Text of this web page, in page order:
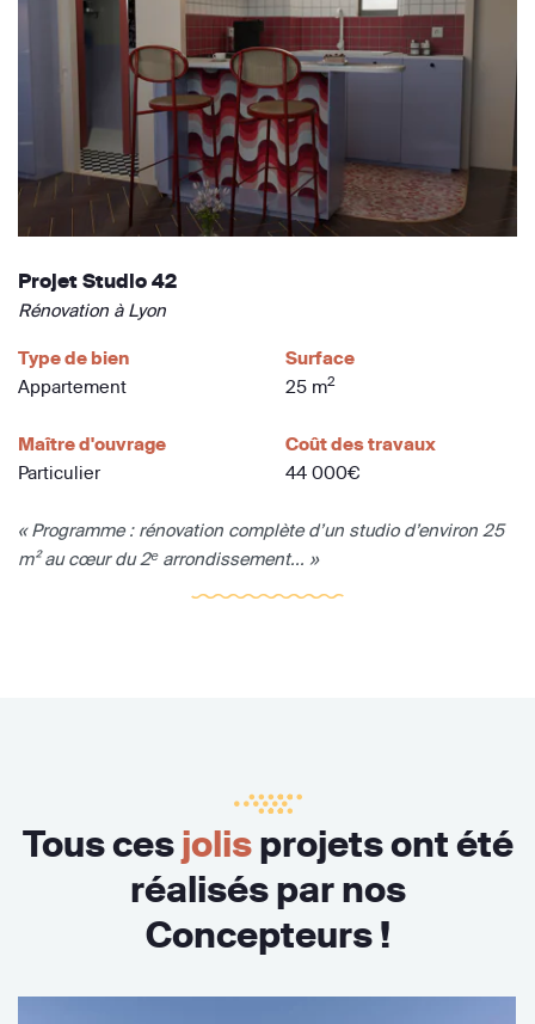
Projet Studio 42
Rénovation à Lyon
Type de bien
Appartement
Surface
25 m2
Maître d'ouvrage
Particulier
Coût des travaux
44 000€
« Programme : rénovation complète d’un studio d’environ 25
m² au cœur du 2ᵉ arrondissement... »
Tous cesjolisprojets ont été
réalisés par nos
Concepteurs !